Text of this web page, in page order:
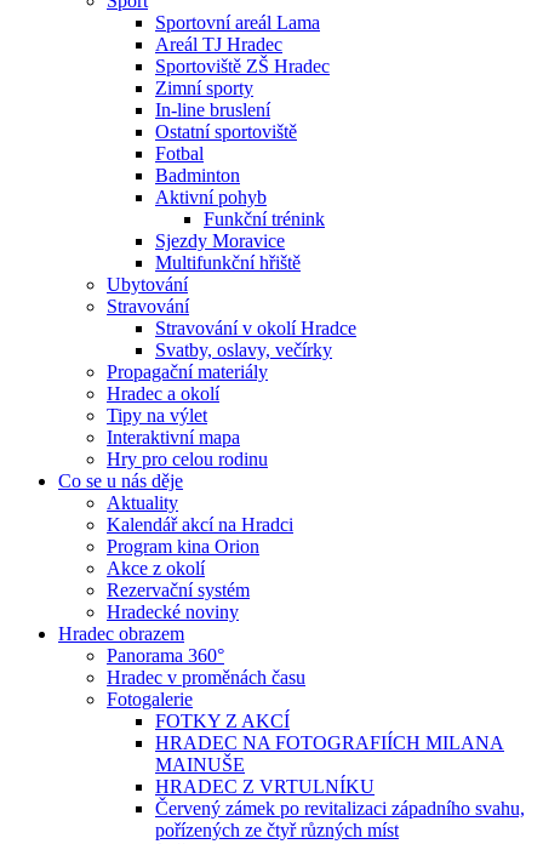
Sportovní areál Lama
Areál TJ Hradec
Sportoviště ZŠ Hradec
Zimní sporty
In-line bruslení
Ostatní sportoviště
Fotbal
Badminton
Aktivní pohyb
Funkční trénink
Sjezdy Moravice
Multifunkční hřiště
Ubytování
Stravování
Stravování v okolí Hradce
Svatby, oslavy, večírky
Propagační materiály
Hradec a okolí
Tipy na výlet
Interaktivní mapa
Hry pro celou rodinu
Co se u nás děje
Aktuality
Kalendář akcí na Hradci
Program kina Orion
Akce z okolí
Rezervační systém
Hradecké noviny
Hradec obrazem
Panorama 360°
Hradec v proměnách času
Fotogalerie
FOTKY Z AKCÍ
HRADEC NA FOTOGRAFIÍCH MILANA
MAINUŠE
HRADEC Z VRTULNÍKU
Červený zámek po revitalizaci západního svahu,
pořízených ze čtyř různých míst